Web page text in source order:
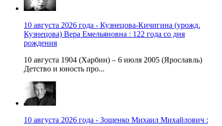
10 августа 2026 года - Кузнецова-Кичигина (урожд.
Кузнецова) Вера Емельяновна : 122 года со дня
рождения
10 августа 1904 (Харбин) – 6 июля 2005 (Ярославль)
Детство и юность про...
10 августа 2026 года - Зощенко Михаил Михайлович :